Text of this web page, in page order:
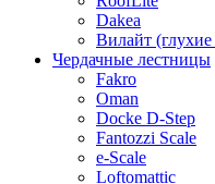
Dakea
Вилайт
Чердачные лестницы
Fakro
Oman
Docke D-Step
Fantozzi Scale
e-Scale
Loftomattic